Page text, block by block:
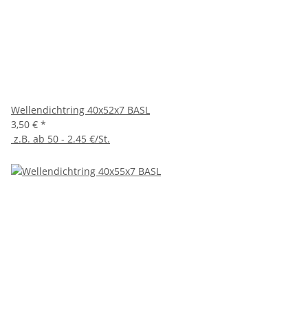
Wellendichtring 40x52x7 BASL
3,50 € *
z.B. ab 50 - 2.45 €/St.